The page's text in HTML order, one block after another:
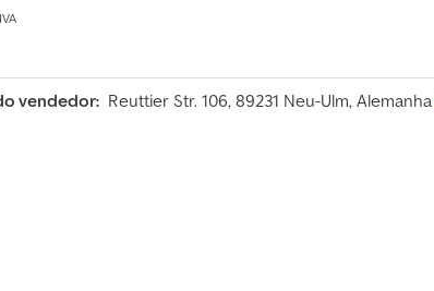
vendedor: Reuttier Str. 106, 89231 Neu-Ulm, Alemanha